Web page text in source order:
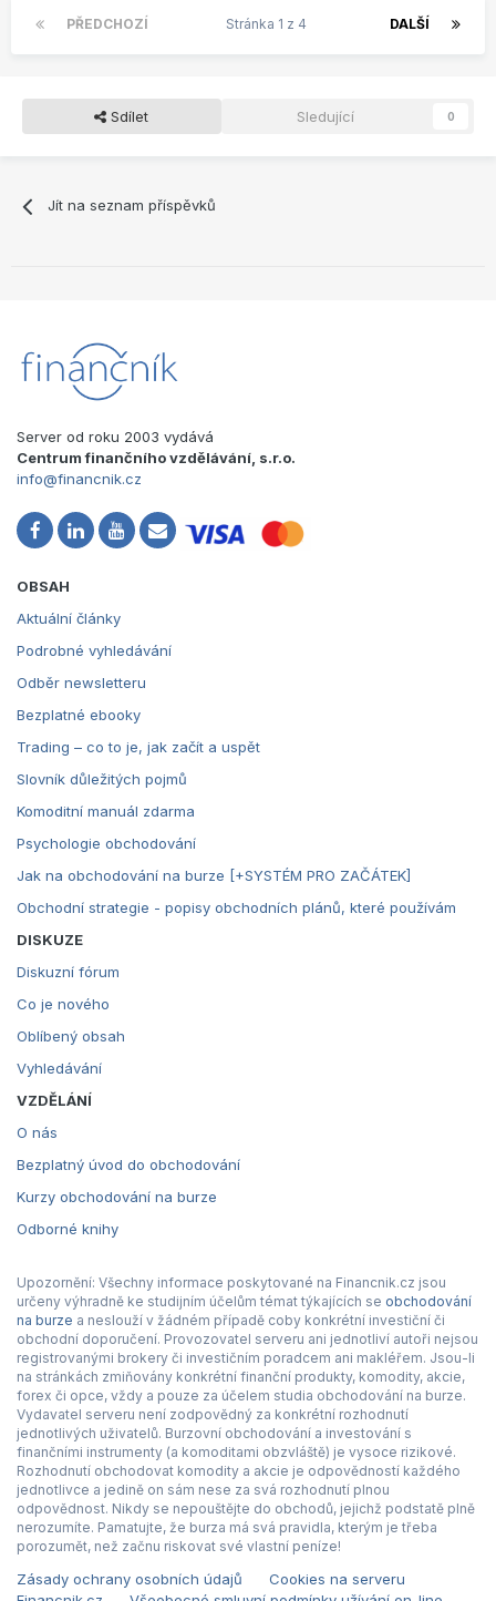
PŘEDCHOZÍ DALŠÍ
Stránka 1 z 4
Sdílet Sledující 0
Jít na seznam příspěvků
Server od roku 2003 vydává
Centrum finančního vzdělávání, s.r.o.
info@financnik.cz
OBSAH
Aktuální články
Podrobné vyhledávání
Odběr newsletteru
Bezplatné ebooky
Trading – co to je, jak začít a uspět
Slovník důležitých pojmů
Komoditní manuál zdarma
Psychologie obchodování
Jak na obchodování na burze [+SYSTÉM PRO ZAČÁTEK]
Obchodní strategie - popisy obchodních plánů, které používám
DISKUZE
Diskuzní fórum
Co je nového
Oblíbený obsah
Vyhledávání
VZDĚLÁNÍ
O nás
Bezplatný úvod do obchodování
Kurzy obchodování na burze
Odborné knihy
Upozornění: Všechny informace poskytované na Financnik.cz jsou
určeny výhradně ke studijním účelům témat týkajících se obchodování
na burze a neslouží v žádném případě coby konkrétní investiční či
obchodní doporučení. Provozovatel serveru ani jednotliví autoři nejsou
registrovanými brokery či investičním poradcem ani makléřem. Jsou-li
na stránkách zmiňovány konkrétní finanční produkty, komodity, akcie,
forex či opce, vždy a pouze za účelem studia obchodování na burze.
Vydavatel serveru není zodpovědný za konkrétní rozhodnutí
jednotlivých uživatelů. Burzovní obchodování a investování s
finančními instrumenty (a komoditami obzvláště) je vysoce rizikové.
Rozhodnutí obchodovat komodity a akcie je odpovědností každého
jednotlivce a jedině on sám nese za svá rozhodnutí plnou
odpovědnost. Nikdy se nepouštějte do obchodů, jejichž podstatě plně
nerozumíte. Pamatujte, že burza má svá pravidla, kterým je třeba
porozumět, než začnu riskovat své vlastní peníze!
Zásady ochrany osobních údajů
Cookies na serveru